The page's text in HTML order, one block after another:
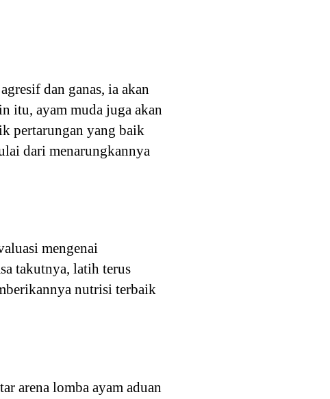
dan ganas, ia akan
itu, ayam muda juga akan
pertarungan yang baik
dari menarungkannya
mengenai
takutnya, latih terus
nutrisi terbaik
arena lomba ayam aduan